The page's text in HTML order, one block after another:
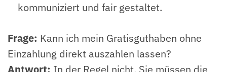
kommuniziert und fair gestaltet.
Frage: Kann ich mein Gratisguthaben ohne
Einzahlung direkt auszahlen lassen?
Antwort: In der Regel nicht. Sie müssen die